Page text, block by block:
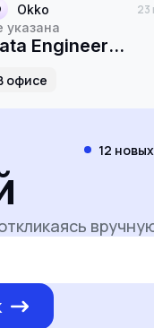
Okko
23
указана
Engineer
офисе
12